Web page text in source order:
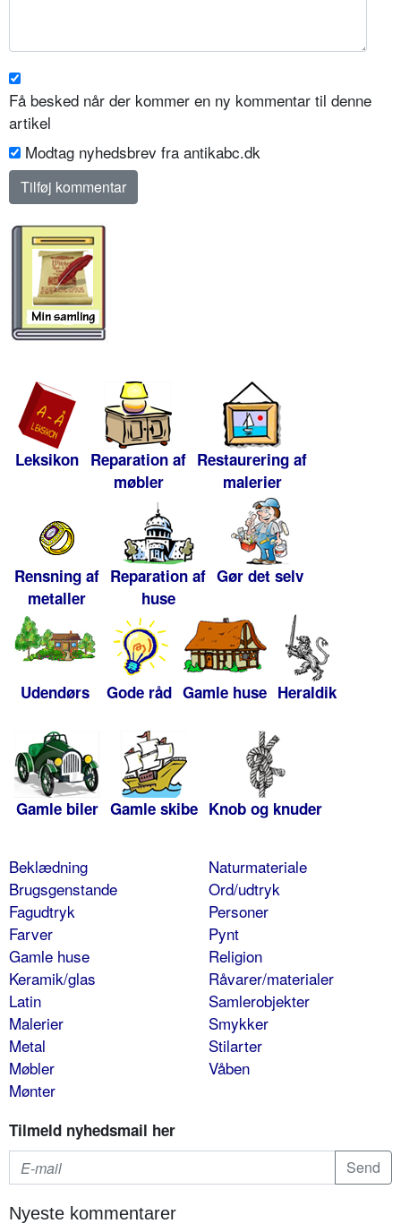
Få besked når der kommer en ny kommentar til denne
artikel
Modtag nyhedsbrev fra antikabc.dk
Leksikon Reparation af
møbler
Restaurering af
malerier
Rensning af
metaller
Reparation af
huse
Gør det selv
Udendørs Gode råd Gamle huse Heraldik
Gamle biler Gamle skibe Knob og knuder
Beklædning
Brugsgenstande
Fagudtryk
Farver
Gamle huse
Keramik/glas
Latin
Malerier
Metal
Møbler
Mønter
Naturmateriale
Ord/udtryk
Personer
Pynt
Religion
Råvarer/materialer
Samlerobjekter
Smykker
Stilarter
Våben
Tilmeld nyhedsmail her
Nyeste kommentarer